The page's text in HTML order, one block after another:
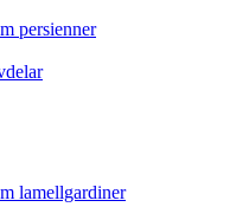
persienner
lamellgardiner